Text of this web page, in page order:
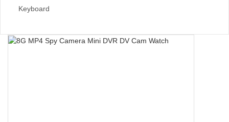
Keyboard